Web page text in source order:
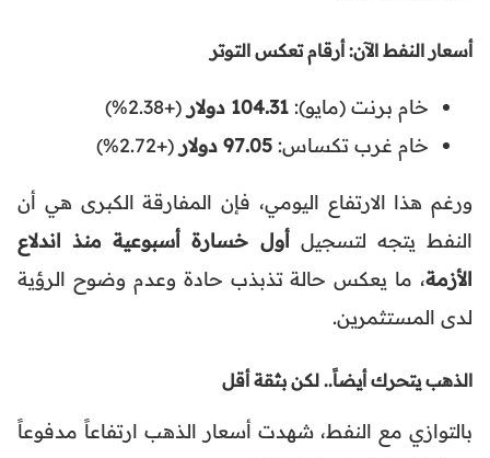
أسعار النفط الآن: أرقام تعكس التوتر
خام برنت (مايو): 104.31 دولار
(+2.38%)
خام غرب تكساس: 97.05 دولار (+2.72%)
ورغم هذا الارتفاع اليومي، فإن المفارقة الكبرى هي أن
النفط يتجه لتسجيلأول خسارة أسبوعية منذ اندلاع
الأزمة، ما يعكس حالة تذبذب حادة وعدم وضوح الرؤية
لدى المستثمرين.
الذهب يتحرك أيضاً.. لكن بثقة أقل
بالتوازي مع النفط، شهدت أسعار الذهب ارتفاعاً مدفوعاً